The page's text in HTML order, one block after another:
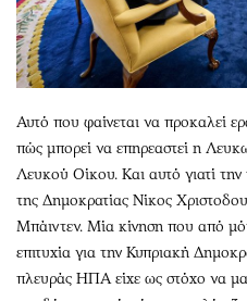
Αυτό που φαίνεται να προκαλεί
πώς μπορεί να επηρεαστεί η
Λευκού Οίκου. Και αυτό γιατί
της Δημοκρατίας Νίκος
Μπάιντεν. Μία κίνηση που από
επιτυχία για την Κυπριακή
πλευράς ΗΠΑ είχε ως στόχο να